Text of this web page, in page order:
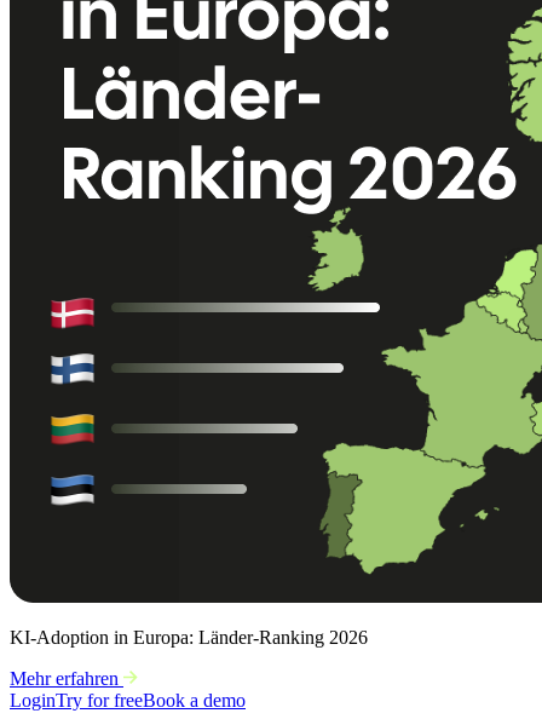
KI-Adoption in Europa: Länder-Ranking 2026
Mehr erfahren
LoginTry for freeBook a demo